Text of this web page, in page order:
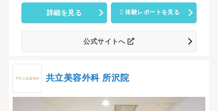
詳細を見る 体験レポートを見る
公式サイトへ
共立美容外科 所沢院